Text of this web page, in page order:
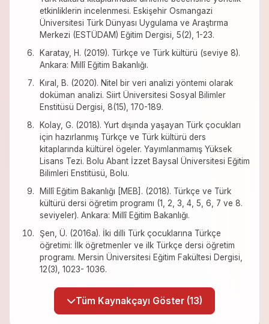
etkinliklerin incelenmesi. Eskişehir Osmangazi
Üniversitesi Türk Dünyası Uygulama ve Araştırma
Merkezi (ESTÜDAM) Eğitim Dergisi, 5(2), 1-23.
Karatay, H. (2019). Türkçe ve Türk kültürü (seviye 8).
Ankara: Millî Eğitim Bakanlığı.
Kıral, B. (2020). Nitel bir veri analizi yöntemi olarak
doküman analizi. Siirt Üniversitesi Sosyal Bilimler
Enstitüsü Dergisi, 8(15), 170-189.
Kolay, G. (2018). Yurt dışında yaşayan Türk çocukları
için hazırlanmış Türkçe ve Türk kültürü ders
kitaplarında kültürel ögeler. Yayımlanmamış Yüksek
Lisans Tezi. Bolu Abant İzzet Baysal Üniversitesi Eğitim
Bilimleri Enstitüsü, Bolu.
Millî Eğitim Bakanlığı [MEB]. (2018). Türkçe ve Türk
kültürü dersi öğretim programı (1, 2, 3, 4, 5, 6, 7 ve 8.
seviyeler). Ankara: Millî Eğitim Bakanlığı.
Şen, Ü. (2016a). İki dilli Türk çocuklarına Türkçe
öğretimi: İlk öğretmenler ve ilk Türkçe dersi öğretim
programı. Mersin Üniversitesi Eğitim Fakültesi Dergisi,
12(3), 1023- 1036.
Tüm Kaynakçayı Göster (13)